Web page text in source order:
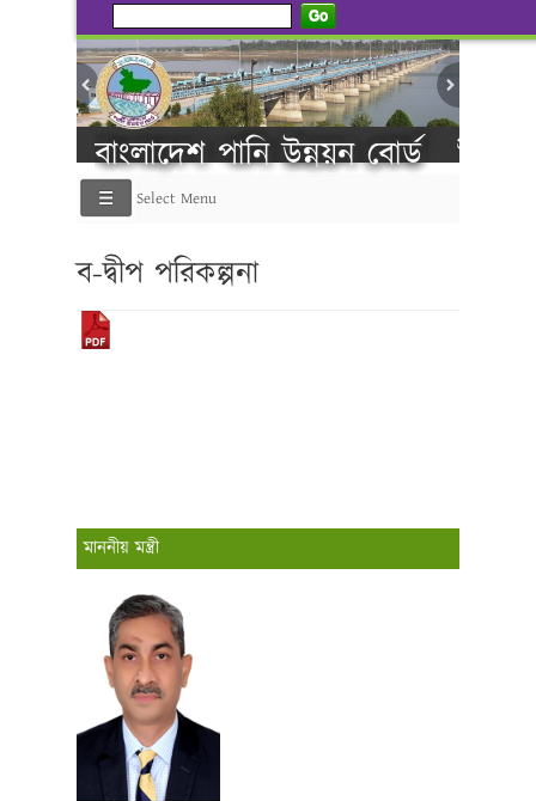
Go
বাংলাদেশ পানি উন্নয়ন বোর্ডপ্রানবন্ত
Select Menu
----------গণ বিজ্ঞপ্তি ---------
ব-দ্বীপ পরিকল্পনা
মাননীয় মন্ত্রী